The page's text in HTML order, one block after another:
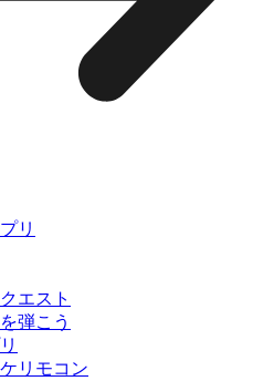
リ
エスト
弾こう
リモコン